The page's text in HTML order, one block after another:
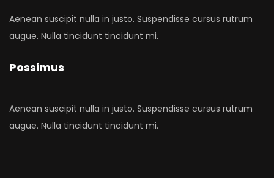
Aenean suscipit nulla in justo. Suspendisse cursus rutrum
augue. Nulla tincidunt tincidunt mi.
Possimus
Aenean suscipit nulla in justo. Suspendisse cursus rutrum
augue. Nulla tincidunt tincidunt mi.